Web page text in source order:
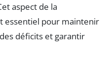
aspect de la
essentiel pour maintenir
déficits et garantir